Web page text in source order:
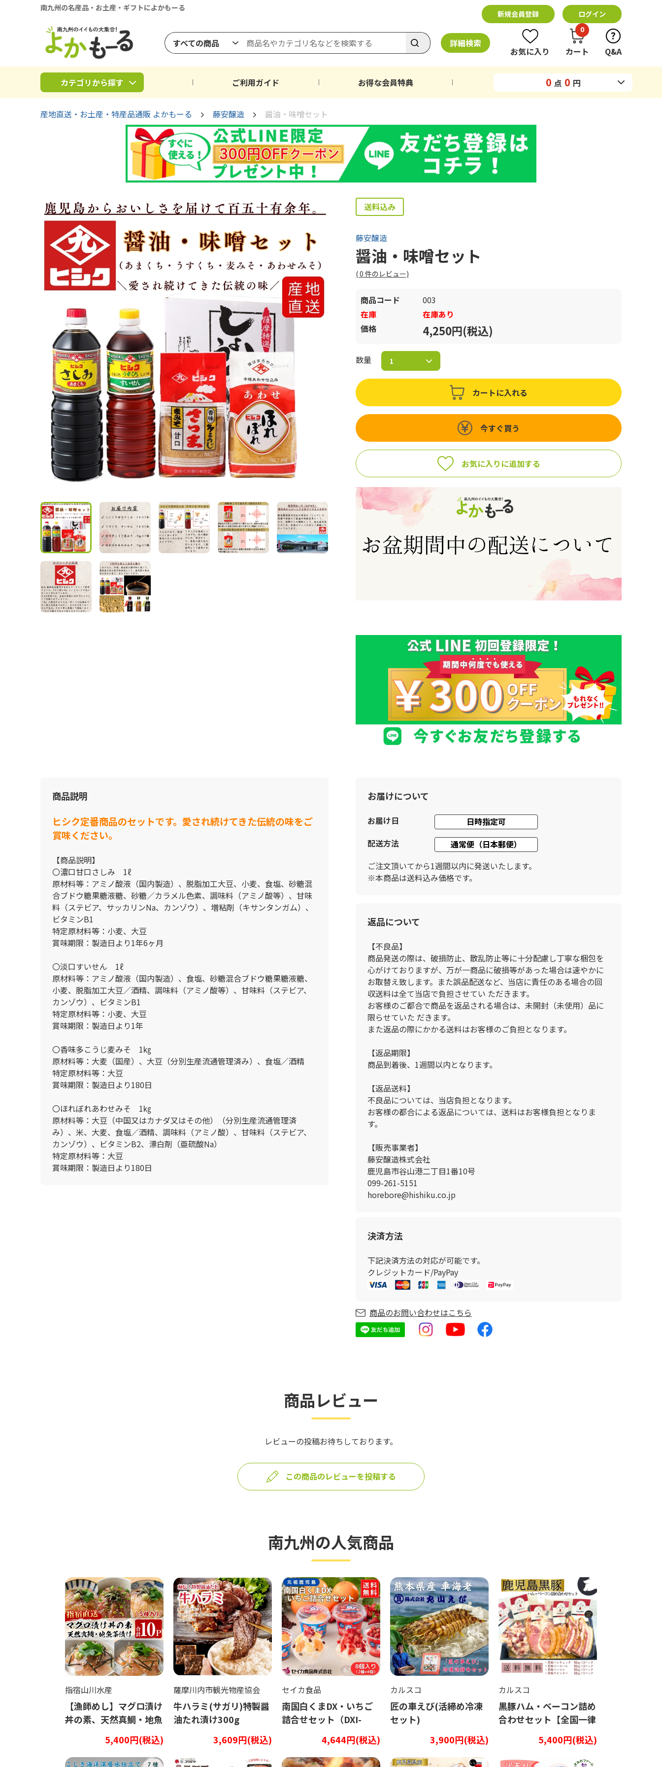
新規会員登録 ログイン
南九州の名産品・お土産・ギフトによかもーる
すべての商品 詳細検索
お気に入り
0
カート Q&A
カテゴリから探す ご利用ガイド お得な会員特典 0 点 0 円
産地直送・お土産・特産品通販 よかもーる 藤安醸造 醤油・味噌セット
送料込み
藤安醸造
醤油・味噌セット
(0 件のレビュー)
商品コード
003
在庫
在庫あり
価格
4,250円(税込)
数量
カートに入れる
今すぐ買う
お気に入りに追加する
商品説明
ヒシク定番商品のセットです。愛され続けてきた伝統の味をご
賞味ください。
【商品説明】
〇濃口甘口さしみ 1ℓ
原材料等：アミノ酸液（国内製造）、脱脂加工大豆、小麦、食塩、砂糖混
合ブドウ糖果糖液糖、砂糖／カラメル色素、調味料（アミノ酸等）、甘味
料（ステビア、サッカリンNa、カンゾウ）、増粘剤（キサンタンガム）、
ビタミンB1
特定原材料等：小麦、大豆
賞味期限：製造日より1年6ヶ月
〇淡口すいせん 1ℓ
原材料等：アミノ酸液（国内製造）、食塩、砂糖混合ブドウ糖果糖液糖、
小麦、脱脂加工大豆／酒精、調味料（アミノ酸等）、甘味料（ステビア、
カンゾウ）、ビタミンB1
特定原材料等：小麦、大豆
賞味期限：製造日より1年
〇香味多こうじ麦みそ 1㎏
原材料等：大麦（国産）、大豆（分別生産流通管理済み）、食塩／酒精
特定原材料等：大豆
賞味期限：製造日より180日
〇ほれぼれあわせみそ 1㎏
原材料等：大豆（中国又はカナダ又はその他）（分別生産流通管理済
み）、米、大麦、食塩／酒精、調味料（アミノ酸）、甘味料（ステビア、
カンゾウ）、ビタミンB2、漂白剤（亜硫酸Na）
特定原材料等：大豆
賞味期限：製造日より180日
お届けについて
お届け日
日時指定可
配送方法
通常便（日本郵便）
ご注文頂いてから1週間以内に発送いたします。
※本商品は送料込み価格です。
返品について
【不良品】
商品発送の際は、破損防止、散乱防止等に十分配慮し丁寧な梱包を
心がけておりますが、万が一商品に破損等があった場合は速やかに
お取替え致します。また誤品配送など、当店に責任のある場合の回
収送料は全て当店で負担させてい ただきます。
お客様のご都合で商品を返品される場合は、未開封（未使用）品に
限らせていた だきます。
また返品の際にかかる送料はお客様のご負担となります。
【返品期限】
商品到着後、1週間以内となります。
【返品送料】
不良品については、当店負担となります。
お客様の都合による返品については、送料はお客様負担となりま
す。
【販売事業者】
藤安醸造株式会社
鹿児島市谷山港二丁目1番10号
099-261-5151
horebore@hishiku.co.jp
決済方法
下記決済方法の対応が可能です。
クレジットカード/PayPay
商品のお問い合わせはこちら
商品レビュー
レビューの投稿お待ちしております。
この商品のレビューを投稿する
南九州の人気商品
指宿山川水産
【漁師めし】マグロ漬け
丼の素、天然真鯛・地魚
茶漬け5種類10Pセット
5,400円(税込)
薩摩川内市観光物産協会
牛ハラミ(サガリ)特製醤
油たれ漬け300g
3,609円(税込)
セイカ食品
南国白くまDX・いちご
詰合せセット（DXI-
4,644円(税込)
カルスコ
匠の車えび(活締め冷凍
セット)
3,900円(税込)
カルスコ
黒豚ハム・ベーコン詰め
合わせセット【全国⼀律
5,400円(税込)